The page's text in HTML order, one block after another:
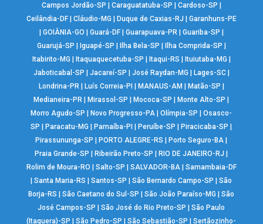
Campos Jordão-SP
Caraguatatuba-SP Cardoso-SP
Ceilândia-DF| Cláudio-MG Duque de Caxias-RJ
Garanhuns-PE
GOIÂNIA-GO Guará-DF| Guarapuava-PR| Guariba-SP
Guarujá-SP
Iguapé-SP Ilha Bela-SP Ilha Comprida-SP
Itabirito-MG
Itaquaquecetuba-SP Itaqui-RS Ituiutaba-MG
Jaboticabal-SP
Jacareí-SP José Raydan-MG Lages-SC|
Londrina-PR| Luís Correia-PI MANAUS-AM Matão-SP
Medianeira-PR
Mirassol-SP Mococa-SP Monte Alto-SP
Morro Agudo-SP
Novo Progresso-PA |Olímpia-SP |Osasco-
SP
Paracatu-MG Parnaíba-PI Peruíbe-SP Piracicaba-SP
Pirassununga-SP
PORTO ALEGRE-RS Porto Seguro-BA
Praia Grande-SP
Ribeirão Preto-SP RIO DE JANEIRO-RJ
Rolim de Moura-RO
Salto-SP SALVADOR-BA| Samambaia-DF
|Santa Maria-RS |Santos-SP |São Bernardo Campo-SP |São
Borja-RS
|São Caetano do Sul-SP |São João Paraíso-MG |São
José Campos-SP
|São José do Rio Preto-SP |São Paulo
(Itaquera)-SP
|São Pedro-SP |São Sebastião-SP |Sertãozinho-